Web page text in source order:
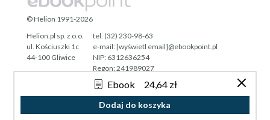
Ebook 24,64 zł
Dodaj do koszyka
Tonik.pl
© Helion 1991-2026
Helion.pl sp. z o.o.
ul. Kościuszki 1c
44-100 Gliwice
tel. (32) 230-98-63
e-mail:[wyświetl email]@ebookpoint.pl
NIP: 6312636254
Regon: 241989027